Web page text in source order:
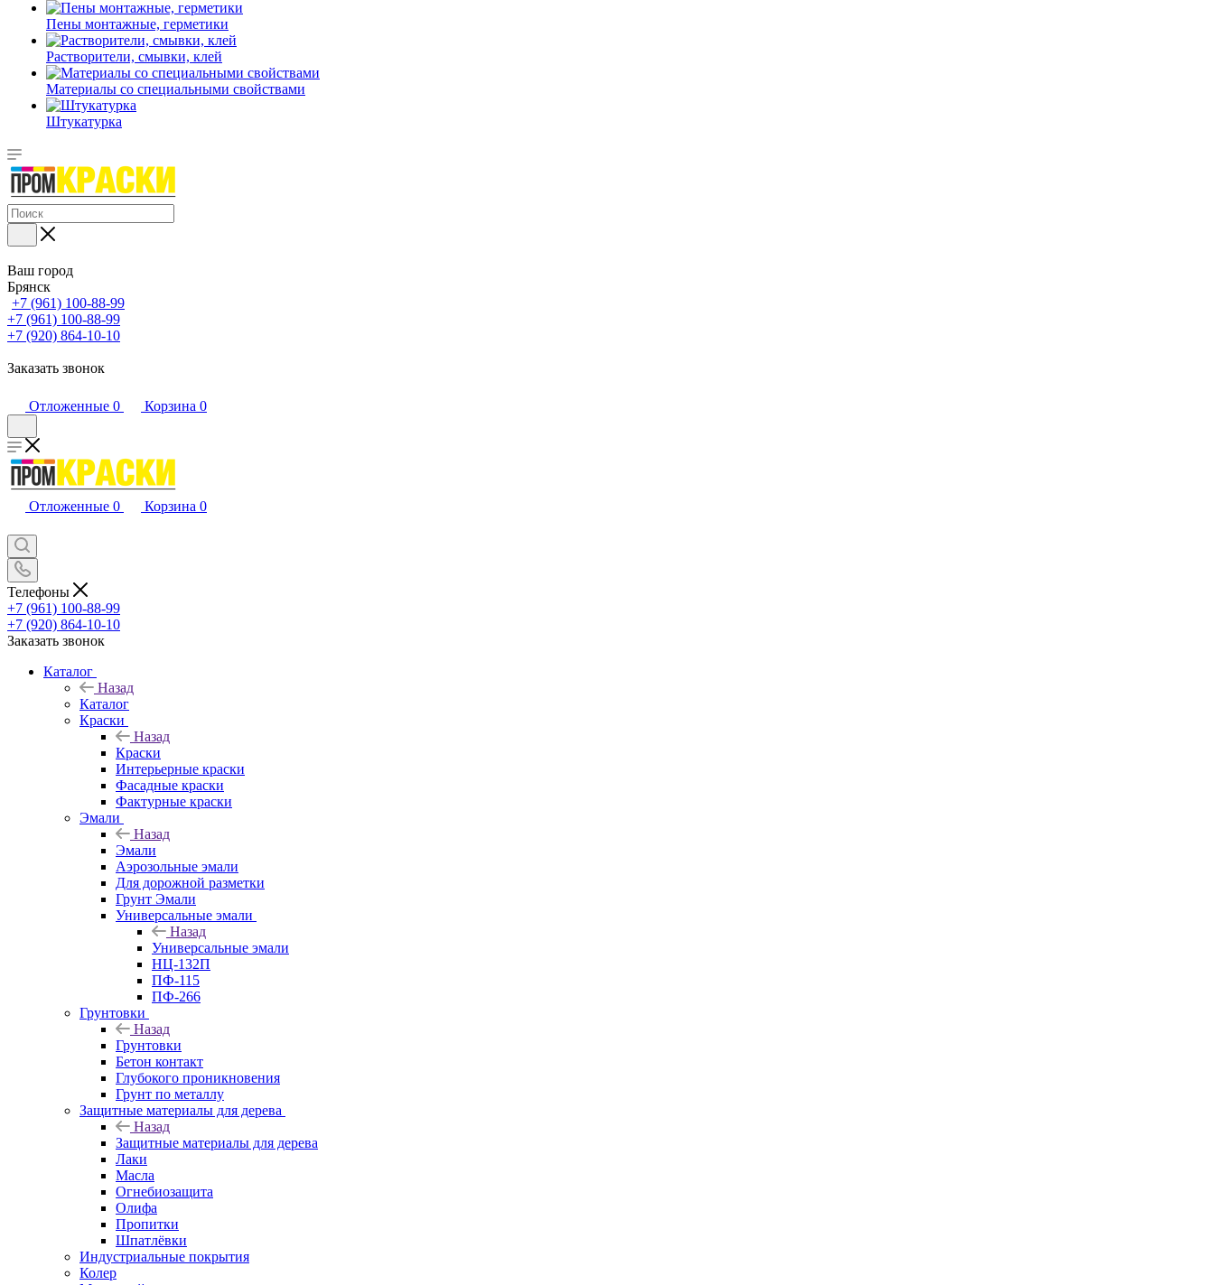
Пены монтажные, герметики
Растворители, смывки, клей
Материалы со специальными свойствами
Штукатурка
Ваш город
Брянск
+7 (961) 100-88-99
+7 (961) 100-88-99
+7 (920) 864-10-10
Заказать звонок
Отложенные 0 Корзина 0
Отложенные 0 Корзина 0
Телефоны
+7 (961) 100-88-99
+7 (920) 864-10-10
Заказать звонок
Каталог
Назад
Каталог
Краски
Назад
Краски
Интерьерные краски
Фасадные краски
Фактурные краски
Эмали
Назад
Эмали
Аэрозольные эмали
Для дорожной разметки
Грунт Эмали
Универсальные эмали
Назад
Универсальные эмали
НЦ-132П
ПФ-115
ПФ-266
Грунтовки
Назад
Грунтовки
Бетон контакт
Глубокого проникновения
Грунт по металлу
Защитные материалы для дерева
Назад
Защитные материалы для дерева
Лаки
Масла
Огнебиозащита
Олифа
Пропитки
Шпатлёвки
Индустриальные покрытия
Колер